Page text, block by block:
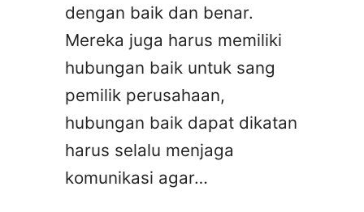
dengan baik dan benar.
Mereka juga harus memiliki
hubungan baik untuk sang
pemilik perusahaan,
hubungan baik dapat dikatan
harus selalu menjaga
komunikasi agar…